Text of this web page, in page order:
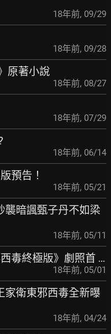
18年前, 09/29
18年前, 09/28
原著小說
18年前, 08/27
18年前, 07/29
18年前, 06/14
預告！
18年前, 05/21
襲暗諷甄子丹不如梁
18年前, 05/11
毒終極版》劇照首 …
18年前, 05/01
衛東邪西毒全新曝
18年前, 04/24